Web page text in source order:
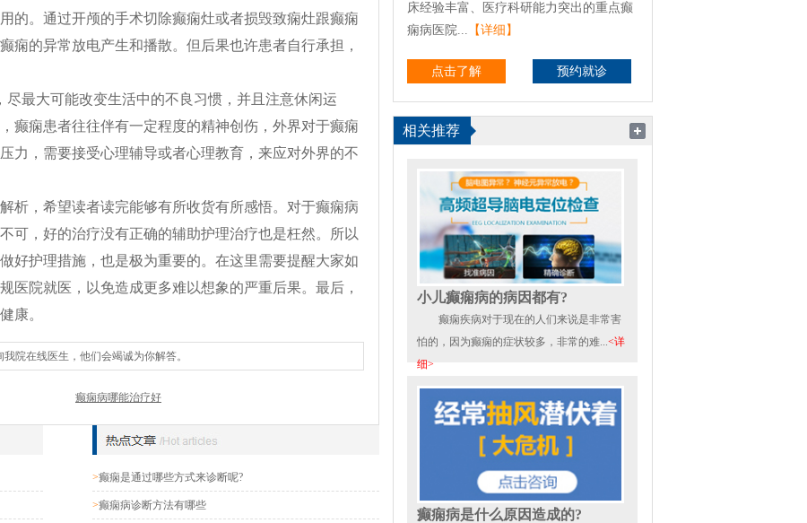
的。通过开颅的手术切除癫痫灶或者损毁致痫灶跟癫痫
痫的异常放电产生和播散。但后果也许患者自行承担，
最大可能改变生活中的不良习惯，并且注意休闲运
癫痫患者往往伴有一定程度的精神创伤，外界对于癫痫
力，需要接受心理辅导或者心理教育，来应对外界的不
析，希望读者读完能够有所收货有所感悟。对于癫痫病
可，好的治疗没有正确的辅助护理治疗也是枉然。所以
好护理措施，也是极为重要的。在这里需要提醒大家如
医院就医，以免造成更多难以想象的严重后果。最后，
康。
院在线医生，他们会竭诚为你解答。
癫痫病哪能治疗好
>癫痫是通过哪些方式来诊断呢?
>癫痫病诊断方法有哪些
床经验丰富、医疗科研能力突出的重点癫
痫病医院... 【详细】
点击了解 预约就诊
相关推荐
小儿癫痫病的病因都有?
癫痫疾病对于现在的人们来说是非常害
怕的，因为癫痫的症状较多，非常的难...<详
细>
癫痫病是什么原因造成的?